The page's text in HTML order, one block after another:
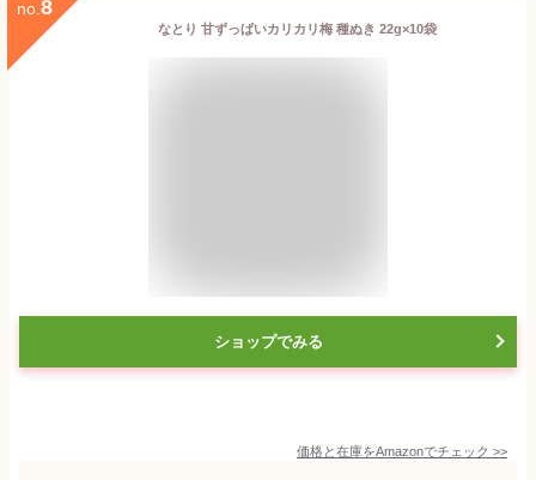
no. 8
なとり 甘ずっぱいカリカリ梅 種ぬき 22g×10袋
ショップでみる
価格と在庫をAmazonでチェック >>